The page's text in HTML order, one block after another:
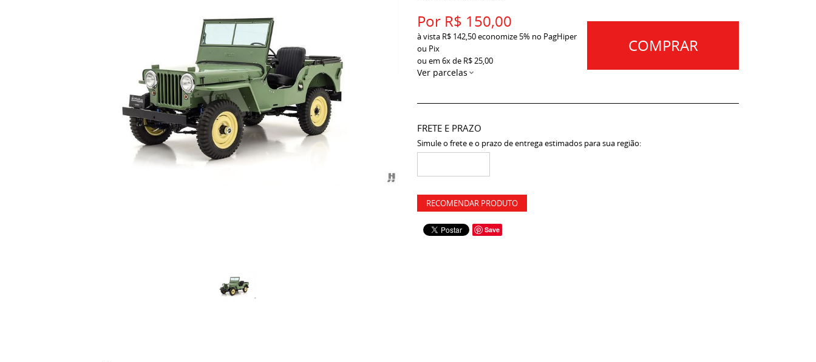
Por R$ 150,00
à vista R$ 142,50economize 5% no PagHiper
ou Pix
ou em 6xde R$ 25,00
Ver parcelas
COMPRAR
FRETE E PRAZO
Simule o frete e o prazo de entrega estimados para sua região:
RECOMENDAR PRODUTO
Save